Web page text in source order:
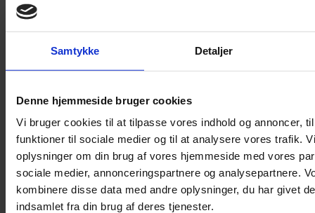
Samtykke Detaljer
Denne hjemmeside bruger cookies
Vi bruger cookies til at tilpasse vores indhold og annoncer,
funktioner til sociale medier og til at analysere vores trafik.
oplysninger om din brug af vores hjemmeside med vores
sociale medier, annonceringspartnere og analysepartnere.
kombinere disse data med andre oplysninger, du har givet
indsamlet fra din brug af deres tjenester.
Bure
Kaninbur
Rottebur
Marsvinebur
Løbegård
Overdækning løbegård
Indretning til bure